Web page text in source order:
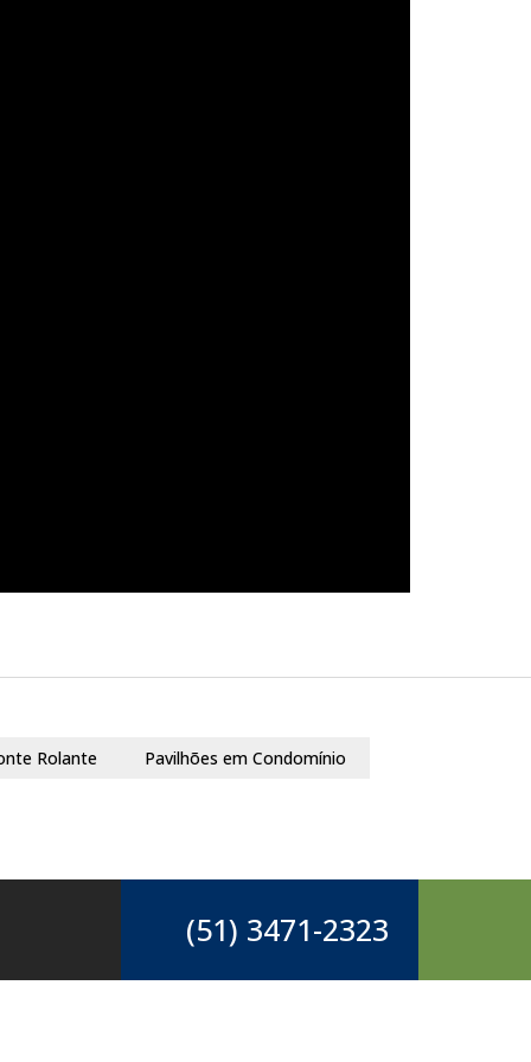
Rolante Pavilhões em Condomínio
(51) 3471-2323